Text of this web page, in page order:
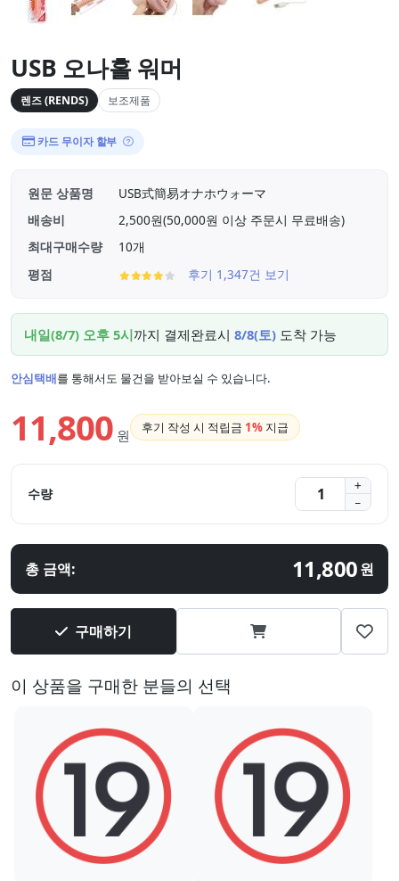
USB 오나홀 워머
렌즈 (RENDS) 보조제품
카드 무이자 할부
원문 상품명
USB式簡易オナホウォーマ
배송비
2,500원(50,000원 이상 주문시 무료배송)
최대구매수량
10개
평점
후기 1,347건 보기
내일(8/7) 오후 5시까지 결제완료시 8/8(토) 도착 가능
안심택배를 통해서도 물건을 받아보실 수 있습니다.
11,800 원 후기 작성 시 적립금 1% 지급
수량
총 금액: 11,800원
구매하기
이 상품을 구매한 분들의 선택